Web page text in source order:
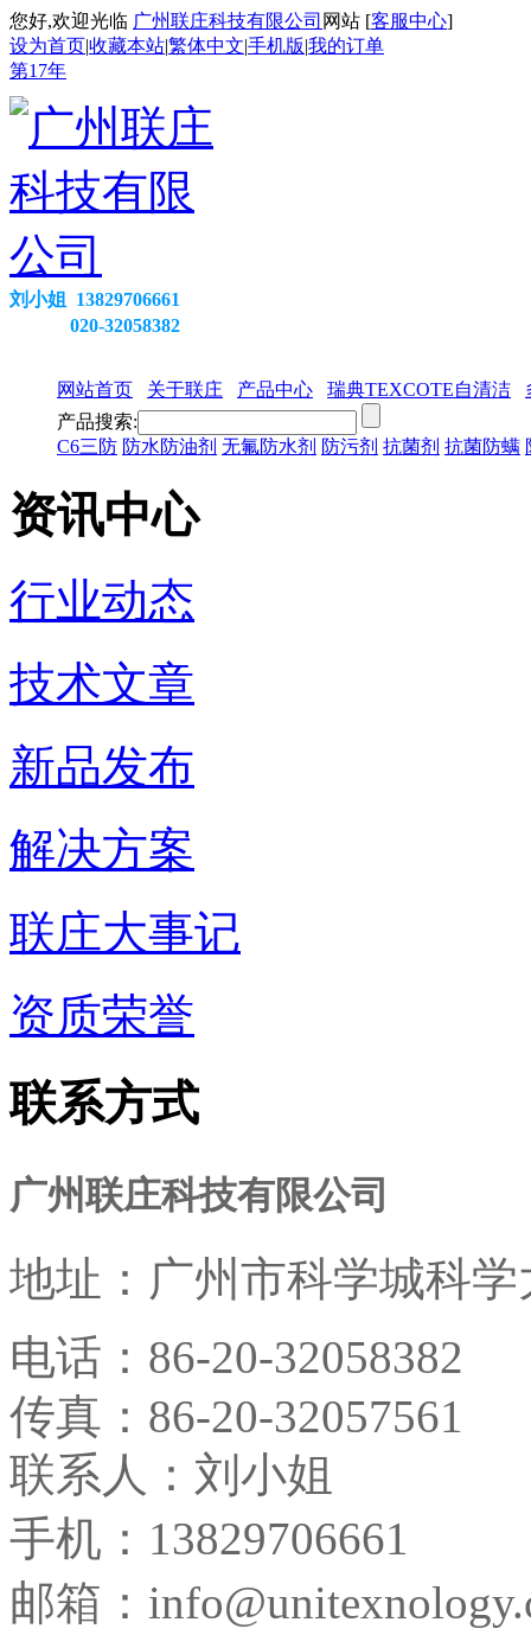
您好,欢迎光临 广州联庄科技有限公司 网站 [客服中心]
设为首页|收藏本站|繁体中文|手机版|我的订单
第17年
刘小姐 13829706661
020-32058382
网站首页 关于联庄 产品中心 瑞典TEXCOTE自清洁
产品搜索:
C6三防 防水防油剂 无氟防水剂 防污剂 抗菌剂 抗菌防螨
资讯中心
行业动态
技术文章
新品发布
解决方案
联庄大事记
资质荣誉
联系方式
广州联庄科技有限公司
地址： 广州市科学城科
电话： 86-20-32058382
传真： 86-20-32057561
联系人：刘小姐
手机：13829706661
邮箱：